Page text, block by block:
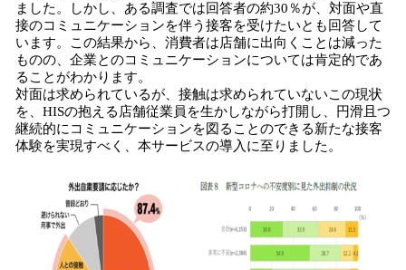
ました。しかし、ある調査では回答者の約30％が、対面や直
接のコミュニケーションを伴う接客を受けたいとも回答して
います。この結果から、消費者は店舗に出向くことは減った
ものの、企業とのコミュニケーションについては肯定的であ
ることがわかります。
対面は求められているが、接触は求められていないこの現状
を、HISの抱える店舗従業員を生かしながら打開し、円滑且つ
継続的にコミュニケーションを図ることのできる新たな接客
体験を実現すべく、本サービスの導入に至りました。